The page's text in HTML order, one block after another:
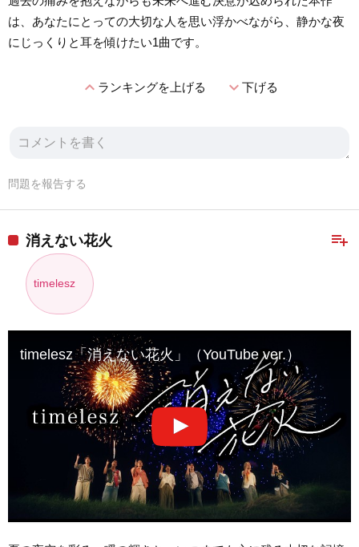
は、あなたにとっての大切な人を思い浮かべながら、静かな夜
にじっくりと耳を傾けたい1曲です。
expand_lessランキングを上げる expand_more下げる
問題を報告する
playlist_add
消えない花火
timelesz
timelesz「消えない花火」（YouTube ver.）